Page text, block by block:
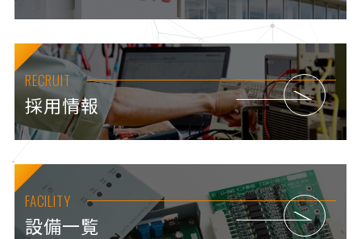
RECRUIT
採用情報
FACILITY
設備一覧